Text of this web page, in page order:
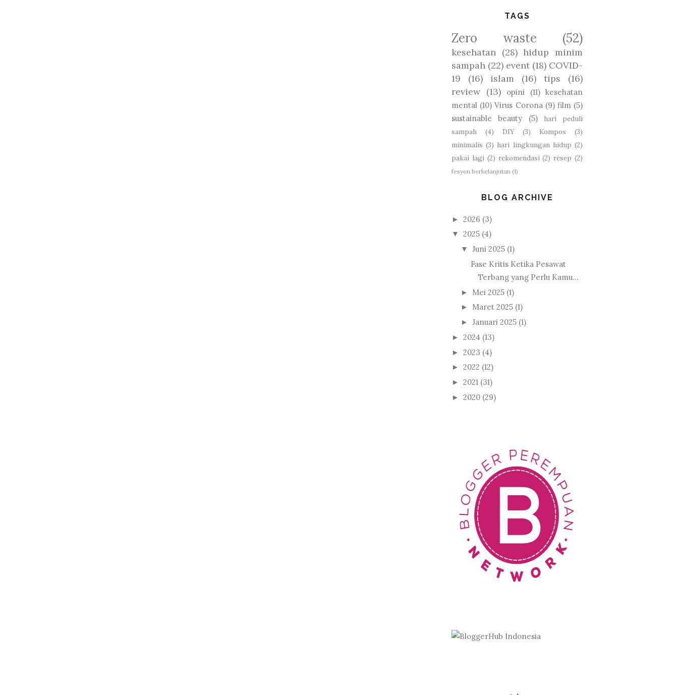
TAGS
Zero waste (52)
kesehatan (28) hidup minim
sampah (22) event (18) COVID-
19
(16) islam (16) tips
(16)
review (13) opini (11) kesehatan
mental (10) Virus Corona (9) film (5)
sustainable beauty
(5)
hari peduli
sampah
(4) DIY (3) Kompos
(3)
minimalis (3) hari lingkungan hidup (2)
pakai lagi (2) rekomendasi (2) resep (2)
fesyen berkelanjutan (1)
BLOG ARCHIVE
► 2026 (3)
▼ 2025 (4)
▼ Juni 2025 (1)
Fase Kritis Ketika Pesawat
Terbang yang Perlu Kamu...
► Mei 2025 (1)
► Maret 2025 (1)
► Januari 2025 (1)
► 2024 (13)
► 2023 (4)
► 2022 (12)
► 2021 (31)
► 2020 (29)